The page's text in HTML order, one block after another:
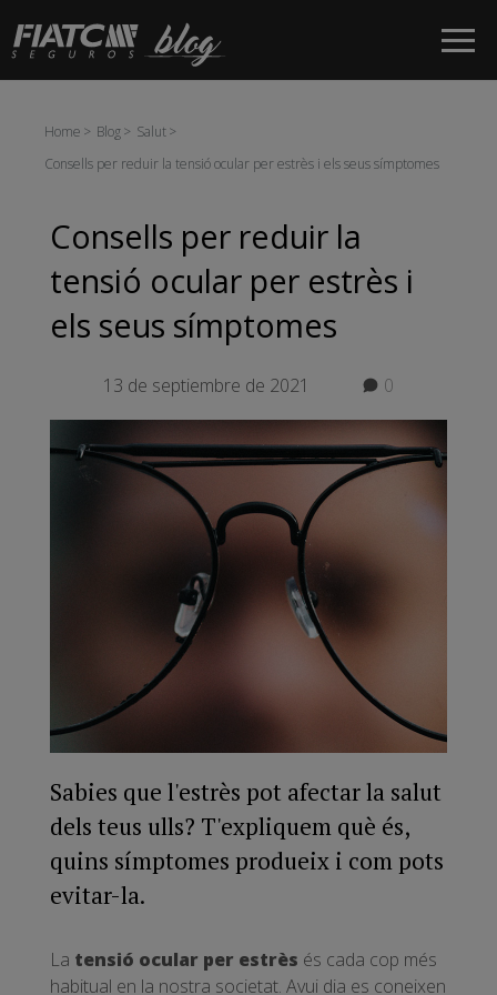
Salta al contingut principal
Home Blog
Salut
Consells per reduir la tensió ocular per estrès i els seus símptomes
Consells per reduir la
tensió ocular per estrès i
els seus símptomes
13 de septiembre de 2021 0
Sabies que l'estrès pot afectar la salut
dels teus ulls? T'expliquem què és,
quins símptomes produeix i com pots
evitar-la.
La tensió ocular per estrès és cada cop més
habitual en la nostra societat. Avui dia es coneixen